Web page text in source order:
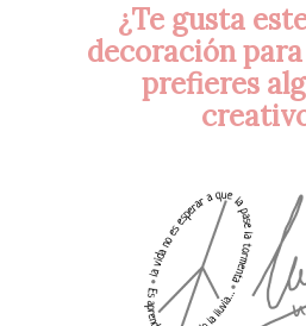
¿Te gusta
decoración
prefieres